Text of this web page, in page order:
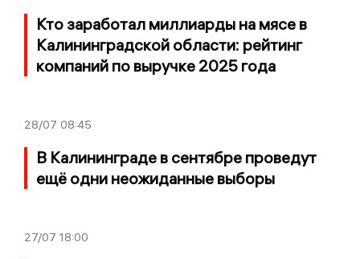
Кто заработал миллиарды на мясе в
Калининградской области: рейтинг
компаний по выручке 2025 года
28/07 08:45
В Калининграде в сентябре проведут
ещё одни неожиданные выборы
27/07 18:00